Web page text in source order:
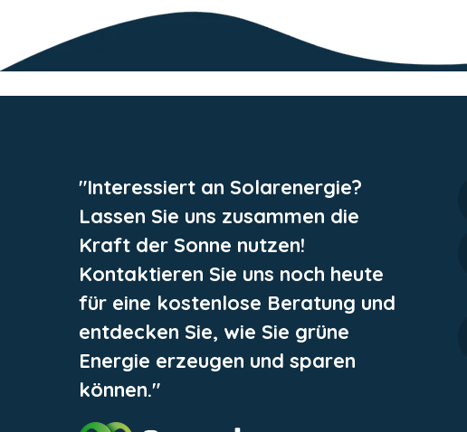
"Interessiert an Solarenergie?
Lassen Sie uns zusammen die
Kraft der Sonne nutzen!
Kontaktieren Sie uns noch heute
für eine kostenlose Beratung und
entdecken Sie, wie Sie grüne
Energie erzeugen und sparen
können."